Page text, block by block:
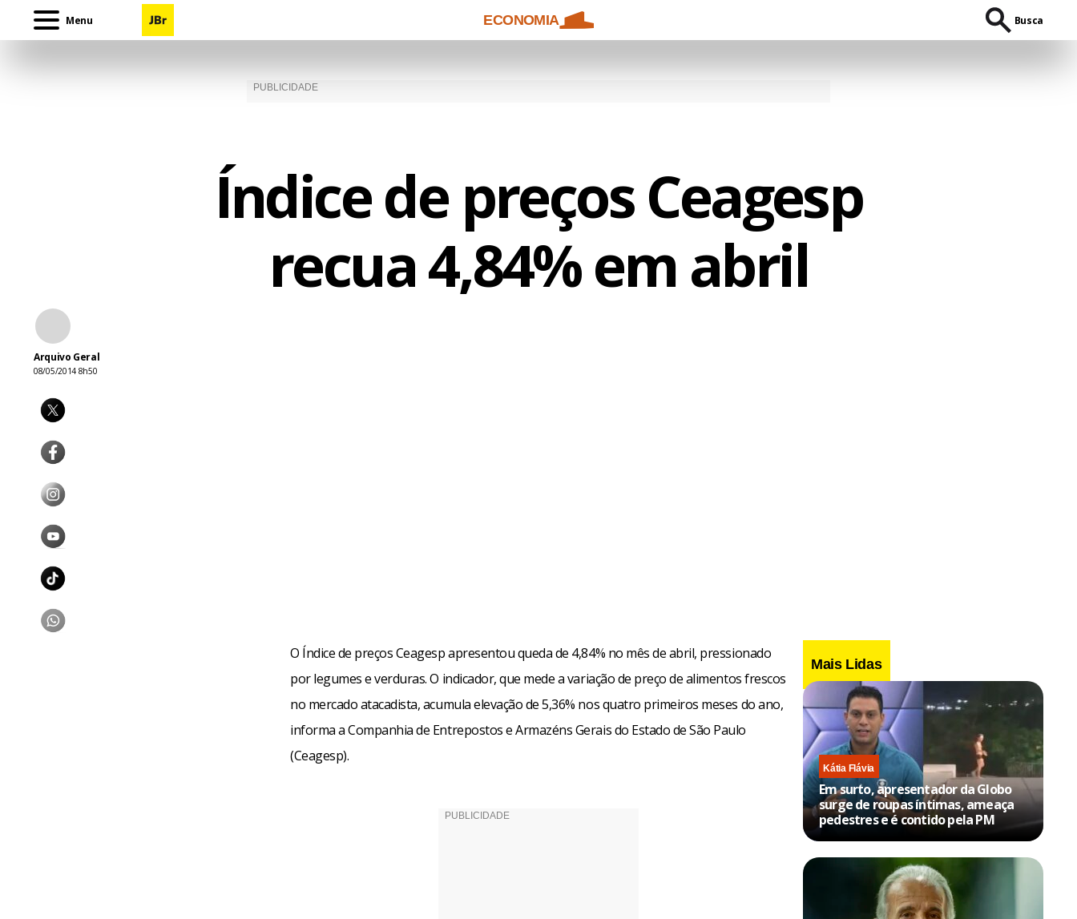
Menu ECONOMIA Busca
Índice de preços Ceagesp
recua 4,84% em abril
Arquivo Geral
08/05/2014 8h50
O Índice de preços Ceagesp apresentou queda de 4,84% no mês de abril, pressionado
por legumes e verduras. O indicador, que mede a variação de preço de alimentos frescos
no mercado atacadista, acumula elevação de 5,36% nos quatro primeiros meses do ano,
informa a Companhia de Entrepostos e Armazéns Gerais do Estado de São Paulo
(Ceagesp).
Mais Lidas
Kátia Flávia
Em surto, apresentador da Globo
surge de roupas íntimas, ameaça
pedestres e é contido pela PM